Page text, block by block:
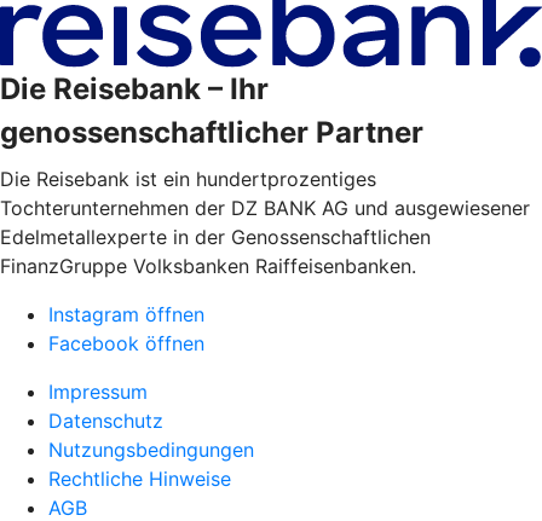
Die Reisebank – Ihr
genossenschaftlicher Partner
Die Reisebank ist ein hundertprozentiges
Tochterunternehmen der DZ BANK AG und ausgewiesener
Edelmetallexperte in der Genossenschaftlichen
FinanzGruppe Volksbanken Raiffeisenbanken.
Instagram öffnen
Facebook öffnen
Impressum
Datenschutz
Nutzungsbedingungen
Rechtliche Hinweise
AGB